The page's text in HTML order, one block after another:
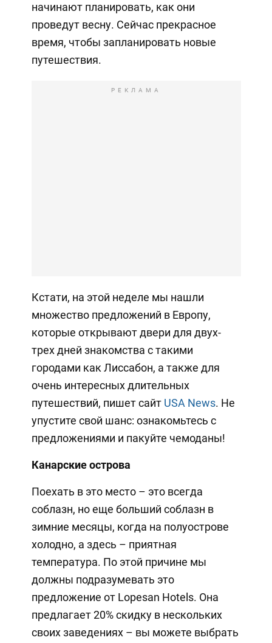
начинают планировать, как они
проведут весну. Сейчас прекрасное
время, чтобы запланировать новые
путешествия.
РЕКЛАМА
Кстати, на этой неделе мы нашли
множество предложений в Европу,
которые открывают двери для двух-
трех дней знакомства с такими
городами как Лиссабон, а также для
очень интересных длительных
путешествий, пишет сайт USA News. Не
упустите свой шанс: ознакомьтесь с
предложениями и пакуйте чемоданы!
Канарские острова
Поехать в это место – это всегда
соблазн, но еще больший соблазн в
зимние месяцы, когда на полуострове
холодно, а здесь – приятная
температура. По этой причине мы
должны подразумевать это
предложение от Lopesan Hotels. Она
предлагает 20% скидку в нескольких
своих заведениях – вы можете выбрать